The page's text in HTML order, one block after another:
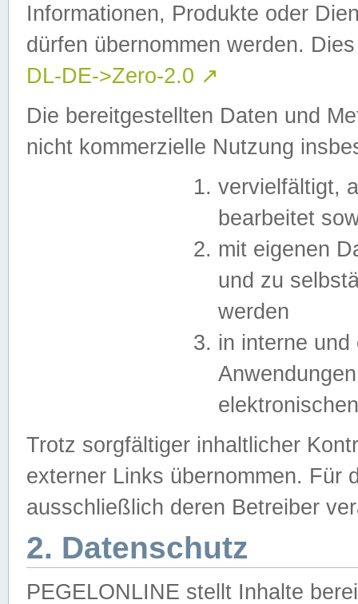
Informationen, Produkte oder
dürfen übernommen werden.
DL-DE->Zero-2.0 ↗
Die bereitgestellten Daten und
nicht kommerzielle Nutzung
vervielfältigt,
bearbeitet
mit eigenen
und zu
werden
in interne
Trotz sorgfältiger inhaltlicher
externer Links übernommen. Für
ausschließlich deren Betreiber
2. Datenschutz
PEGELONLINE stellt Inhalte